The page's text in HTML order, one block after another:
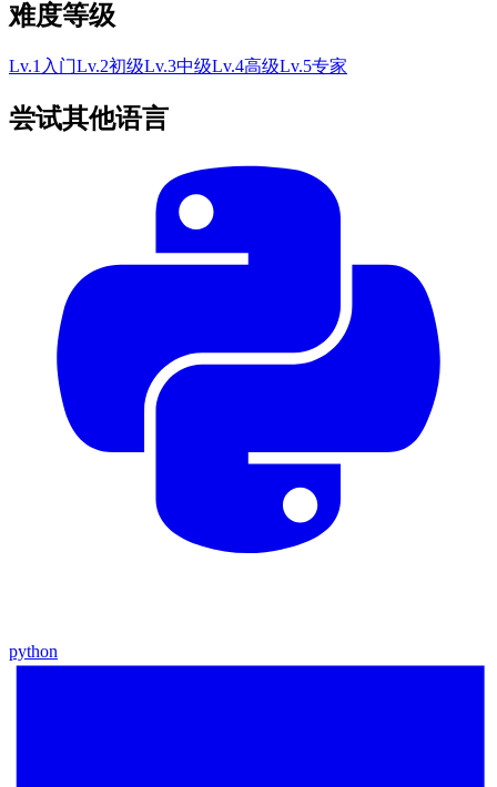
难度等级
Lv.1 入门Lv.2初级Lv.3中级Lv.4高级Lv.5专家
尝试其他语言
python